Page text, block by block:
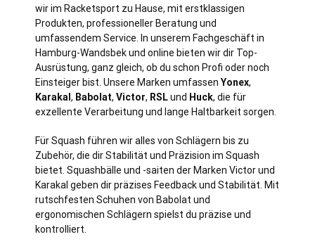
wir im Racketsport zu Hause, mit erstklassigen
Produkten, professioneller Beratung und
umfassendem Service. In unserem Fachgeschäft in
Hamburg-Wandsbek und online bieten wir dir Top-
Ausrüstung, ganz gleich, ob du schon Profi oder noch
Einsteiger bist. Unsere Marken umfassen Yonex,
Karakal , Babolat, Victor, RSLund Huck, die für
exzellente Verarbeitung und lange Haltbarkeit sorgen.
Für Squash führen wir alles von Schlägern bis zu
Zubehör, die dir Stabilität und Präzision im Squash
bietet. Squashbälle und -saiten der Marken Victor und
Karakal geben dir präzises Feedback und Stabilität. Mit
rutschfesten Schuhen von Babolat und
ergonomischen Schlägern spielst du präzise und
kontrolliert.